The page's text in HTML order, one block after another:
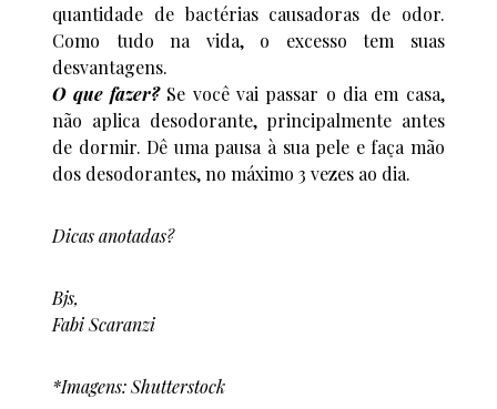
quantidade de bactérias causadoras de odor.
Como tudo na vida, o excesso tem suas
desvantagens.
O que fazer?Se você vai passar o dia em casa,
não aplica desodorante, principalmente antes
de dormir. Dê uma pausa à sua pele e faça mão
dos desodorantes, no máximo 3 vezes ao dia.
Dicas anotadas?
Bjs,
Fabi Scaranzi
*Imagens: Shutterstock